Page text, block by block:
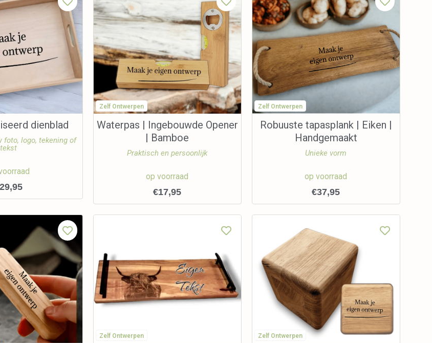
dienblad
foto, logo, tekening of
tekst
29,95
Zelf Ontwerpen
Waterpas | Ingebouwde Opener
| Bamboe
Praktisch en persoonlijk
op voorraad
€17,95
Zelf Ontwerpen
Robuuste tapasplank | Eiken |
Handgemaakt
Unieke vorm
op voorraad
€37,95
Zelf Ontwerpen Zelf Ontwerpen